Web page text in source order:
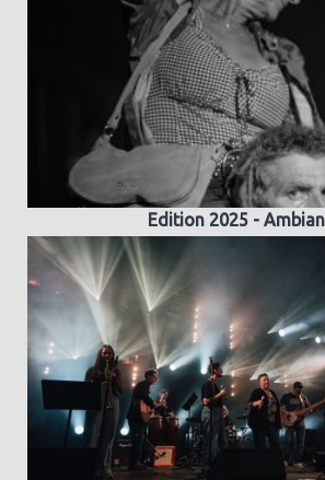
Edition 2025 -